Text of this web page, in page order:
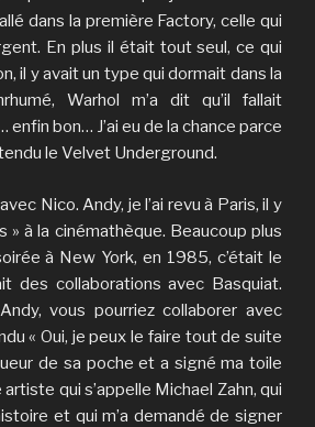
dans la première Factory, celle qui
En plus il était tout seul, ce qui
il y avait un type qui dormait dans la
Warhol m’a dit qu’il fallait
bon… J’ai eu de la chance parce
le Velvet Underground.
Nico. Andy, je l’ai revu à Paris, il y
» à la cinémathèque. Beaucoup plus
à New York, en 1985, c’était le
des collaborations avec Basquiat.
vous pourriez collaborer avec
« Oui, je peux le faire tout de suite
de sa poche et a signé ma toile
artiste qui s’appelle Michael Zahn, qui
et qui m’a demandé de signer